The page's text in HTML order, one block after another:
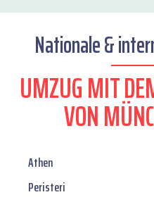
Nationale &
UMZUG MIT
VON
Athen
Peristeri